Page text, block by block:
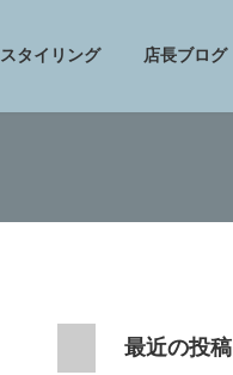
スタイリング 店長ブログ
最近の投稿